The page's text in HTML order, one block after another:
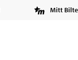
Mitt